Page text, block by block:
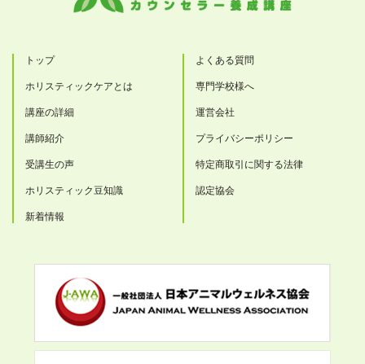
トップ
ホリスティックケアとは
講座の詳細
講師紹介
受講生の声
ホリスティック豆知識
新着情報
よくある質問
専門学校様へ
運営会社
プライバシーポリシー
特定商取引に関する法律
認定協会